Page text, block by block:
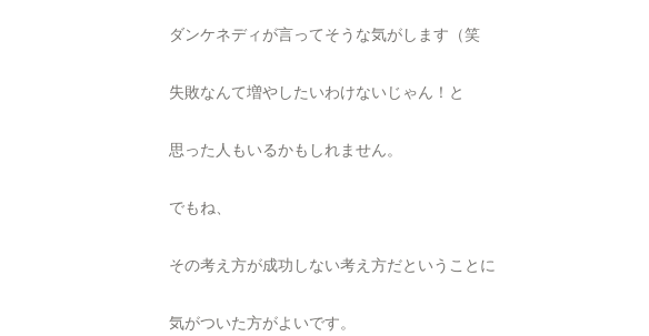
ダンケネディが言ってそうな気がします（笑
失敗なんて増やしたいわけないじゃん！と
思った人もいるかもしれません。
でもね、
その考え方が成功しない考え方だということに
気がついた方がよいです。